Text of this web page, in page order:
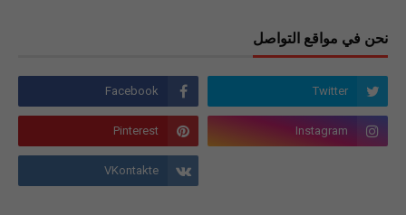
نحن في مواقع التواصل